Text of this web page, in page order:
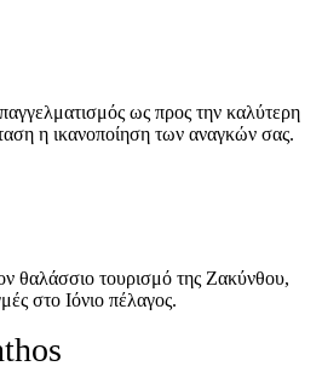
ως προς την καλύτερη
η ικανοποίηση των αναγκών σας.
θαλάσσιο τουρισμό της Ζακύνθου,
στο Ιόνιο πέλαγος.